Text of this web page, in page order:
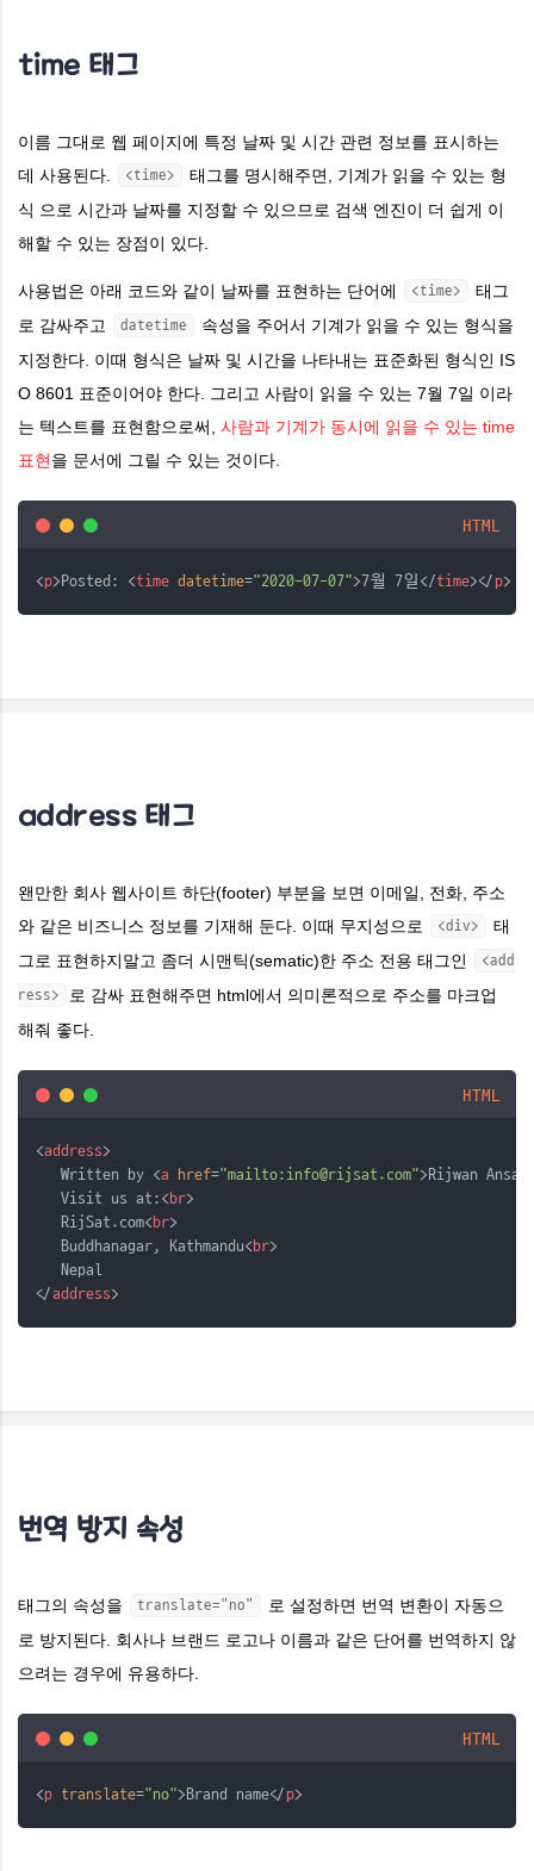
time 태그
이름 그대로 웹 페이지에 특정 날짜 및 시간 관련 정보를 표시하는
데 사용된다.
<time>
태그를 명시해주면, 기계가 읽을 수 있는 형
식 으로 시간과 날짜를 지정할 수 있으므로 검색 엔진이 더 쉽게 이
해할 수 있는 장점이 있다.
사용법은 아래 코드와 같이 날짜를 표현하는 단어에 <time>
태그
로 감싸주고
datetime 속성을 주어서 기계가 읽을 수 있는 형식을
지정한다. 이때 형식은 날짜 및 시간을 나타내는 표준화된 형식인 IS
O 8601 표준이어야 한다. 그리고 사람이 읽을 수 있는 7월 7일 이라
는 텍스트를 표현함으로써, 사람과 기계가 동시에 읽을 수 있는 time
표현을 문서에 그릴 수 있는 것이다.
HTML
<p>Posted: <time datetime="2020-07-07">7월 7일</time></ p>
address 태그
왠만한 회사 웹사이트 하단(footer) 부분을 보면 이메일, 전화, 주소
와 같은 비즈니스 정보를 기재해 둔다. 이때 무지성으로
<div>
태
그로 표현하지말고 좀더 시맨틱(sematic)한 주소 전용 태그인
<add
ress>
로 감싸 표현해주면 html에서 의미론적으로 주소를 마크업
해줘 좋다.
HTML
<address>
   Written by <
a href="mailto:info@rijsat.com">Rijwan
   Visit us at:<
br>
   RijSat.com<
br>
   Buddhanagar, Kathmandu<
br>
   Nepal
</address>
번역 방지 속성
태그의 속성을 translate="no"
로 설정하면 번역 변환이 자동으
로 방지된다. 회사나 브랜드 로고나 이름과 같은 단어를 번역하지 않
으려는 경우에 유용하다.
HTML
<p translate="no">Brand name</ p>